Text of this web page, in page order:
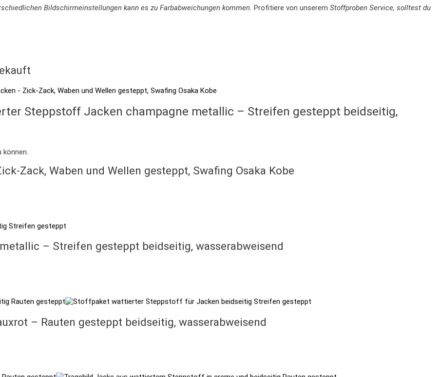
Bildschirmeinstellungen kann es zu Farbabweichungen kommen. Profitiere von unserem Stoffproben Service, solltest du
Steppstoff Jacken champagne metallic – Streifen gesteppt beidseitig,
können.
Zack, Waben und Wellen gesteppt, Swafing Osaka Kobe
– Streifen gesteppt beidseitig, wasserabweisend
– Rauten gesteppt beidseitig, wasserabweisend